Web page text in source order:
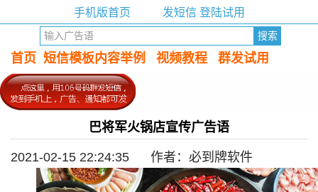
手机版首页 发短信 登陆试用
首页 短信模板内容举例 视频教程 群发试用
巴将军火锅店宣传广告语
2021-02-15 22:24:35 作者：必到牌软件